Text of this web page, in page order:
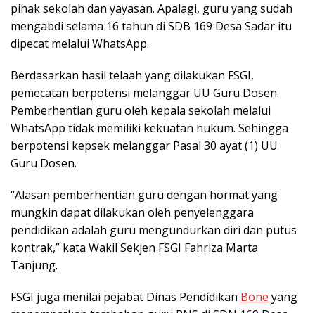
pihak sekolah dan yayasan. Apalagi, guru yang sudah
mengabdi selama 16 tahun di SDB 169 Desa Sadar itu
dipecat melalui WhatsApp.
Berdasarkan hasil telaah yang dilakukan FSGI,
pemecatan berpotensi melanggar UU Guru Dosen.
Pemberhentian guru oleh kepala sekolah melalui
WhatsApp tidak memiliki kekuatan hukum. Sehingga
berpotensi kepsek melanggar Pasal 30 ayat (1) UU
Guru Dosen.
“Alasan pemberhentian guru dengan hormat yang
mungkin dapat dilakukan oleh penyelenggara
pendidikan adalah guru mengundurkan diri dan putus
kontrak,” kata Wakil Sekjen FSGI Fahriza Marta
Tanjung.
FSGI juga menilai pejabat Dinas Pendidikan Bone yang